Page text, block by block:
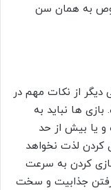
به همان سن
از نکات مهم در
ها نباید به
یا بیش از حد
لذت نخواهد
کردن به سرعت
رفتن جذابیت و سخت